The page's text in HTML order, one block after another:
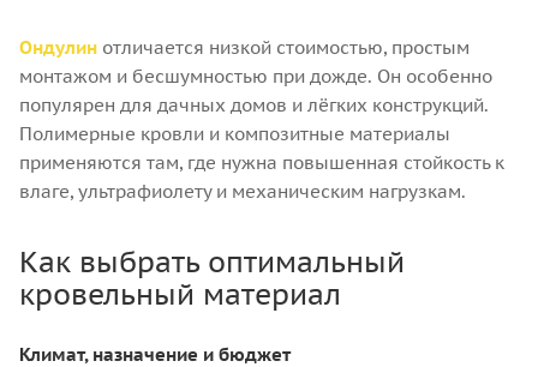
Ондулин отличается низкой стоимостью, простым
монтажом и бесшумностью при дожде. Он особенно
популярен для дачных домов и лёгких конструкций.
Полимерные кровли и композитные материалы
применяются там, где нужна повышенная стойкость к
влаге, ультрафиолету и механическим нагрузкам.
Как выбрать оптимальный
кровельный материал
Климат, назначение и бюджет